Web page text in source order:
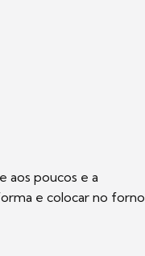
aos poucos e a
e colocar no forno